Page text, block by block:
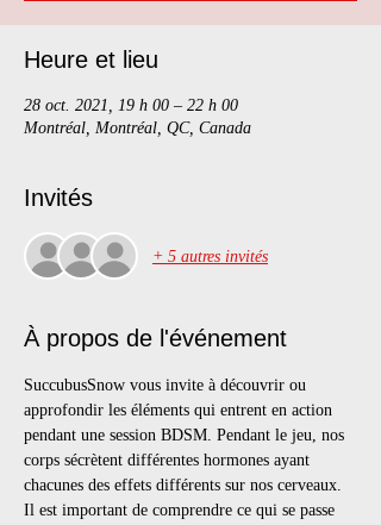
Heure et lieu
28 oct. 2021, 19 h 00 – 22 h 00
Montréal, Montréal, QC, Canada
Invités
+ 5 autres invités
À propos de l'événement
SuccubusSnow vous invite à découvrir ou
approfondir les éléments qui entrent en action
pendant une session BDSM. Pendant le jeu, nos
corps sécrètent différentes hormones ayant
chacunes des effets différents sur nos cerveaux.
Il est important de comprendre ce qui se passe